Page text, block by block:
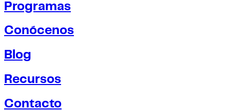
Programas
Conócenos
Blog
Recursos
Contacto